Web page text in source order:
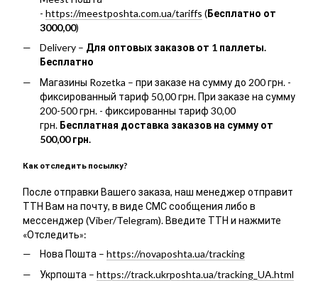
- https://meestposhta.com.ua/tariffs (Бесплатно от
3000,00)
Delivery – Для оптовых заказов от 1 паллеты.
Бесплатно
Магазины Rozetka – при заказе на сумму до 200 грн. -
фиксированный тариф 50,00 грн. При заказе на сумму
200-500 грн. - фиксированны тариф 30,00
грн. Бесплатная доставка заказов на сумму от
500,00 грн.
Как отследить посылку?
После отправки Вашего заказа, наш менеджер отправит
ТТН Вам на почту, в виде СМС сообщения либо в
мессенджер (Viber/Telegram). Введите ТТН и нажмите
«Отследить»:
Нова Пошта – https://novaposhta.ua/tracking
Укрпошта – https://track.ukrposhta.ua/tracking_UA.html